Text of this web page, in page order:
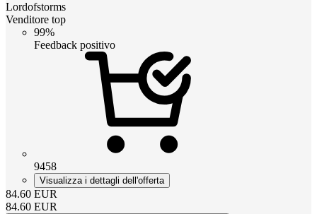
Lordofstorms
Venditore top
99%
Feedback positivo
9458
Visualizza i dettagli dell'offerta
84.60 EUR
84.60 EUR